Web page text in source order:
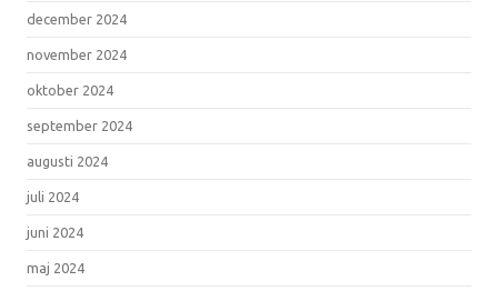
december 2024
november 2024
oktober 2024
september 2024
augusti 2024
juli 2024
juni 2024
maj 2024